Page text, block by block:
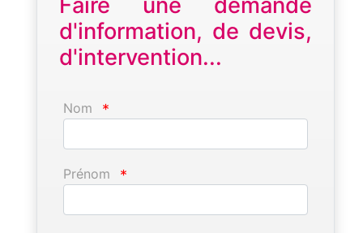
d'information, de devis,
d'intervention...
Nom *
Prénom *